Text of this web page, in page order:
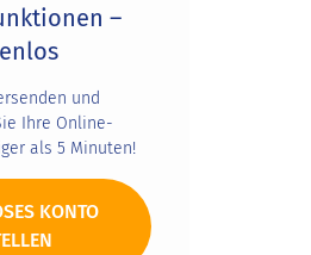
–
und
Ihre Online-
als 5 Minuten!
KONTO